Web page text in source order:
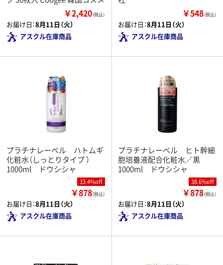
￥2,420（税込）
お届け日：8月11日（火）
アスクル在庫商品
￥548（税込）
お届け日：8月11日（火）
アスクル在庫商品
プラチナレーベル ハトムギ
化粧水（しっとりタイプ ）
1000ml ドウシシャ
33.4%off
￥878（税込）
お届け日：8月11日（火）
アスクル在庫商品
プラチナレーベル ヒト幹細
胞培養液配合化粧水／黒
1000ml ドウシシャ
38.6%off
￥878（税込）
お届け日：8月11日（火）
アスクル在庫商品